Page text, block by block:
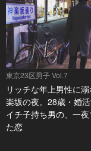
東京23区男子 Vol.7
リッチな年上男性に
楽坂の夜。28歳・婚
イチ子持ち男の、一
た恋